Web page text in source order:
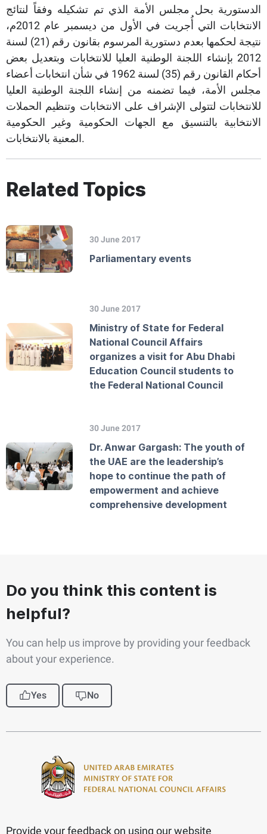
الدستورية بحل مجلس الأمة الذي تم تشكيله وفقاً لنتائج
الانتخابات التي أُجريت في الأول من ديسمبر عام 2012م،
نتيجة لحكمها بعدم دستورية المرسوم بقانون رقم (21) لسنة
2012 بإنشاء اللجنة الوطنية العليا للانتخابات وبتعديل بعض
أحكام القانون رقم (35) لسنة 1962 في شأن انتخابات أعضاء
مجلس الأمة، فيما تضمنه من إنشاء اللجنة الوطنية العليا
للانتخابات لتتولى الإشراف على الانتخابات وتنظيم الحملات
الانتخابية بالتنسيق مع الجهات الحكومية وغير الحكومية
المعنية بالانتخابات.​​
Related Topics
30 June 2017
Parliamentary events
30 June 2017
Ministry of State for Federal
National Council Affairs
organizes a visit for Abu Dhabi
Education Council students to
the Federal National Council
30 June 2017
Dr. Anwar Gargash: The youth of
the UAE are the leadership’s
hope to continue the path of
empowerment and achieve
comprehensive development
Do you think this content is
helpful?
You can help us improve by providing your feedback
about your experience.
Yes No
Provide your feedback on using our website